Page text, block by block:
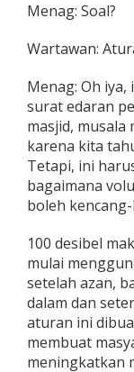
Menag: Soal?
Wartawan:
Menag: Oh
surat edaran
masjid, musala
karena kita
Tetapi, ini
bagaimana
boleh
100 desibel
mulai
setelah azan,
dalam dan
aturan ini
membuat
meningkatkan